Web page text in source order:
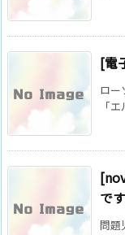
[電
ロー
「
で
問題